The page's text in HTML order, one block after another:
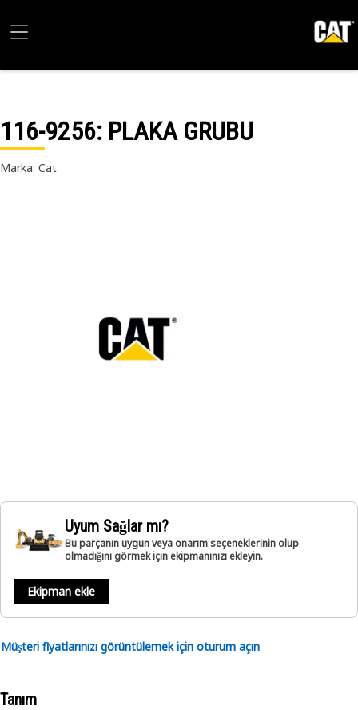
116-9256: PLAKA GRUBU
Marka: Cat
Uyum Sağlar mı?
Bu parçanın uygun veya onarım seçeneklerinin olup
olmadığını görmek için ekipmanınızı ekleyin.
Ekipman ekle
Müşteri fiyatlarınızı görüntülemek için oturum açın
Tanım